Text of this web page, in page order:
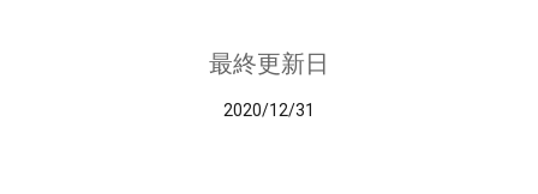
最終更新日
2020/12/31